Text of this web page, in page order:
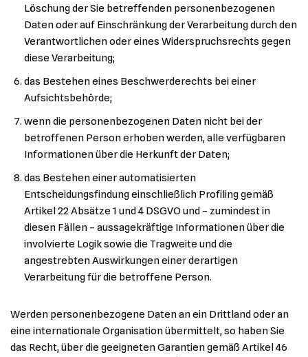
Löschung der Sie betreffenden personenbezogenen
Daten oder auf Einschränkung der Verarbeitung durch den
Verantwortlichen oder eines Widerspruchsrechts gegen
diese Verarbeitung;
das Bestehen eines Beschwerderechts bei einer
Aufsichtsbehörde;
wenn die personenbezogenen Daten nicht bei der
betroffenen Person erhoben werden, alle verfügbaren
Informationen über die Herkunft der Daten;
das Bestehen einer automatisierten
Entscheidungsfindung einschließlich Profiling gemäß
Artikel 22 Absätze 1 und 4 DSGVO und – zumindest in
diesen Fällen – aussagekräftige Informationen über die
involvierte Logik sowie die Tragweite und die
angestrebten Auswirkungen einer derartigen
Verarbeitung für die betroffene Person.
Werden personenbezogene Daten an ein Drittland oder an
eine internationale Organisation übermittelt, so haben Sie
das Recht, über die geeigneten Garantien gemäß Artikel 46